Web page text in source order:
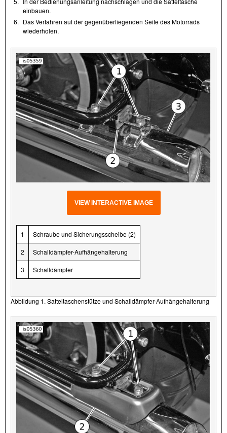
einbauen.
6. Das Verfahren auf der gegenüberliegenden Seite des Motorrads
wiederholen.
VIEW INTERACTIVE IMAGE
1 Schraube und Sicherungsscheibe (2)
2 Schalldämpfer-Aufhängehalterung
3 Schalldämpfer
Abbildung 1. Satteltaschenstütze und Schalldämpfer-Aufhängehalterung